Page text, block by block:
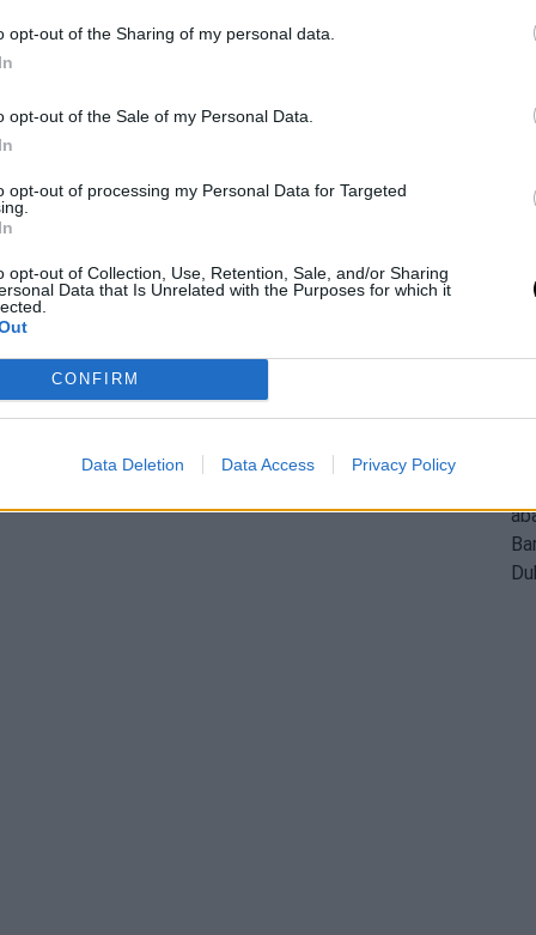
opt-out of the Sharing of my personal data.
opt-out of the Sale of my Personal Data.
opt-out of processing my Personal Data for Targeted
opt-out of Collection, Use, Retention, Sale, and/or Sharing
Data that Is Unrelated with the Purposes for which it
CONFIRM
Data Deletion Data Access Privacy Policy
con unas aspiraciones mucho mayores y
de Humphries supondría una bocanada de